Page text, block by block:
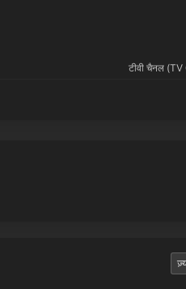
टीवी चैनल